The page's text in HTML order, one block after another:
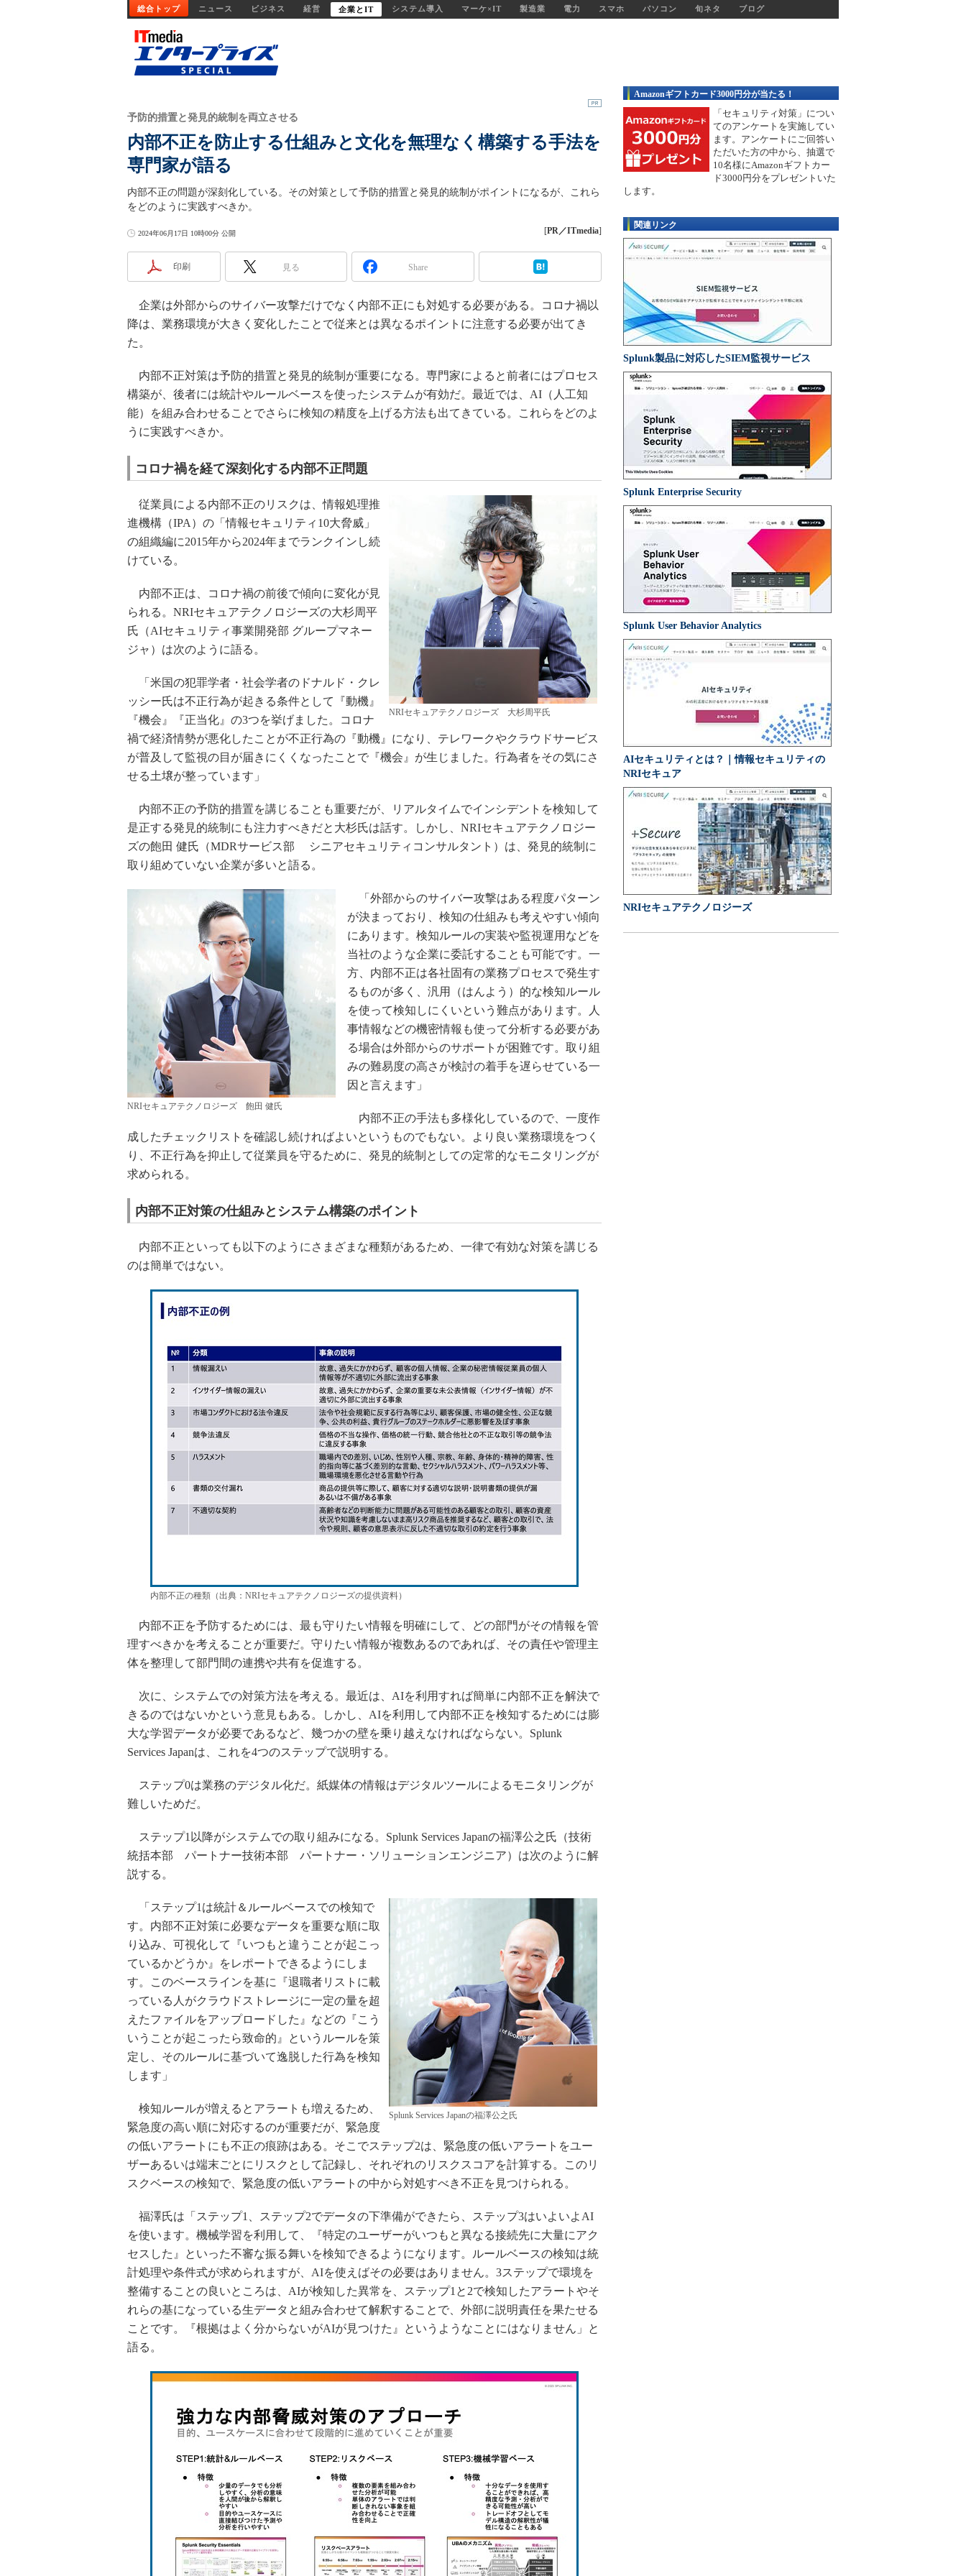
総合トップ ニュース ビジネス 経営 企業とIT システム導入 マーケ×IT 製造業 電力 スマホ パソコン 旬ネタ ブログ
内部不正を防止する仕組みと文化を無理なく構築する手法を
専門家が語る
予防的措置と発見的統制を両立させる
内部不正の問題が深刻化している。その対策として予防的措置と発見的統制がポイントになるが、これら
をどのように実践すべきか。
2024年06月17日 10時00分 公開 [PR／ITmedia]
印刷 見る Share
企業は外部からのサイバー攻撃だけでなく内部不正にも対処する必要がある。コロナ禍以
降は、業務環境が大きく変化したことで従来とは異なるポイントに注意する必要が出てき
た。
内部不正対策は予防的措置と発見的統制が重要になる。専門家によると前者にはプロセス
構築が、後者には統計やルールベースを使ったシステムが有効だ。最近では、AI（人工知
能）を組み合わせることでさらに検知の精度を上げる方法も出てきている。これらをどのよ
うに実践すべきか。
コロナ禍を経て深刻化する内部不正問題
NRIセキュアテクノロジーズ 大杉周平氏
従業員による内部不正のリスクは、情報処理推
進機構（IPA）の「情報セキュリティ10大脅威」
の組織編に2015年から2024年までランクインし続
けている。
内部不正は、コロナ禍の前後で傾向に変化が見
られる。NRIセキュアテクノロジーズの大杉周平
氏（AIセキュリティ事業開発部 グループマネー
ジャ）は次のように語る。
「米国の犯罪学者・社会学者のドナルド・クレ
ッシー氏は不正行為が起きる条件として『動機』
『機会』『正当化』の3つを挙げました。コロナ
禍で経済情勢が悪化したことが不正行為の『動機』になり、テレワークやクラウドサービス
が普及して監視の目が届きにくくなったことで『機会』が生じました。行為者をその気にさ
せる土壌が整っています」
内部不正の予防的措置を講じることも重要だが、リアルタイムでインシデントを検知して
是正する発見的統制にも注力すべきだと大杉氏は話す。しかし、NRIセキュアテクノロジー
ズの飽田 健氏（MDRサービス部 シニアセキュリティコンサルタント）は、発見的統制に
取り組めていない企業が多いと語る。
NRIセキュアテクノロジーズ 飽田 健氏
「外部からのサイバー攻撃はある程度パターン
が決まっており、検知の仕組みも考えやすい傾向
にあります。検知ルールの実装や監視運用などを
当社のような企業に委託することも可能です。一
方、内部不正は各社固有の業務プロセスで発生す
るものが多く、汎用（はんよう）的な検知ルール
を使って検知しにくいという難点があります。人
事情報などの機密情報も使って分析する必要があ
る場合は外部からのサポートが困難です。取り組
みの難易度の高さが検討の着手を遅らせている一
因と言えます」
内部不正の手法も多様化しているので、一度作
成したチェックリストを確認し続ければよいというものでもない。より良い業務環境をつく
り、不正行為を抑止して従業員を守るために、発見的統制としての定常的なモニタリングが
求められる。
内部不正対策の仕組みとシステム構築のポイント
内部不正といっても以下のようにさまざまな種類があるため、一律で有効な対策を講じる
のは簡単ではない。
内部不正の種類（出典：NRIセキュアテクノロジーズの提供資料）
内部不正を予防するためには、最も守りたい情報を明確にして、どの部門がその情報を管
理すべきかを考えることが重要だ。守りたい情報が複数あるのであれば、その責任や管理主
体を整理して部門間の連携や共有を促進する。
次に、システムでの対策方法を考える。最近は、AIを利用すれば簡単に内部不正を解決で
きるのではないかという意見もある。しかし、AIを利用して内部不正を検知するためには膨
大な学習データが必要であるなど、幾つかの壁を乗り越えなければならない。Splunk
Services Japanは、これを4つのステップで説明する。
ステップ0は業務のデジタル化だ。紙媒体の情報はデジタルツールによるモニタリングが
難しいためだ。
ステップ1以降がシステムでの取り組みになる。Splunk Services Japanの福澤公之氏（技術
統括本部 パートナー技術本部 パートナー・ソリューションエンジニア）は次のように解
説する。
Splunk Services Japanの福澤公之氏
「ステップ1は統計＆ルールベースでの検知で
す。内部不正対策に必要なデータを重要な順に取
り込み、可視化して『いつもと違うことが起こっ
ているかどうか』をレポートできるようにしま
す。このベースラインを基に『退職者リストに載
っている人がクラウドストレージに一定の量を超
えたファイルをアップロードした』などの『こう
いうことが起こったら致命的』というルールを策
定し、そのルールに基づいて逸脱した行為を検知
します」
検知ルールが増えるとアラートも増えるため、
緊急度の高い順に対応するのが重要だが、緊急度
の低いアラートにも不正の痕跡はある。そこでステップ2は、緊急度の低いアラートをユー
ザーあるいは端末ごとにリスクとして記録し、それぞれのリスクスコアを計算する。このリ
スクベースの検知で、緊急度の低いアラートの中から対処すべき不正を見つけられる。
福澤氏は「ステップ1、ステップ2でデータの下準備ができたら、ステップ3はいよいよAI
を使います。機械学習を利用して、『特定のユーザーがいつもと異なる接続先に大量にアク
セスした』といった不審な振る舞いを検知できるようになります。ルールベースの検知は統
計処理や条件式が求められますが、AIを使えばその必要はありません。3ステップで環境を
整備することの良いところは、AIが検知した異常を、ステップ1と2で検知したアラートやそ
れらの基になっている生データと組み合わせて解釈することで、外部に説明責任を果たせる
ことです。『根拠はよく分からないがAIが見つけた』というようなことにはなりません」と
語る。
Amazonギフトカード3000円分が当たる！
「セキュリティ対策」につい
てのアンケートを実施してい
ます。アンケートにご回答い
ただいた方の中から、抽選で
10名様にAmazonギフトカー
ド3000円分をプレゼントいた
します。
関連リンク
Splunk製品に対応したSIEM監視サービス
Splunk Enterprise Security
Splunk User Behavior Analytics
AIセキュリティとは？｜情報セキュリティの
NRIセキュア
NRIセキュアテクノロジーズ